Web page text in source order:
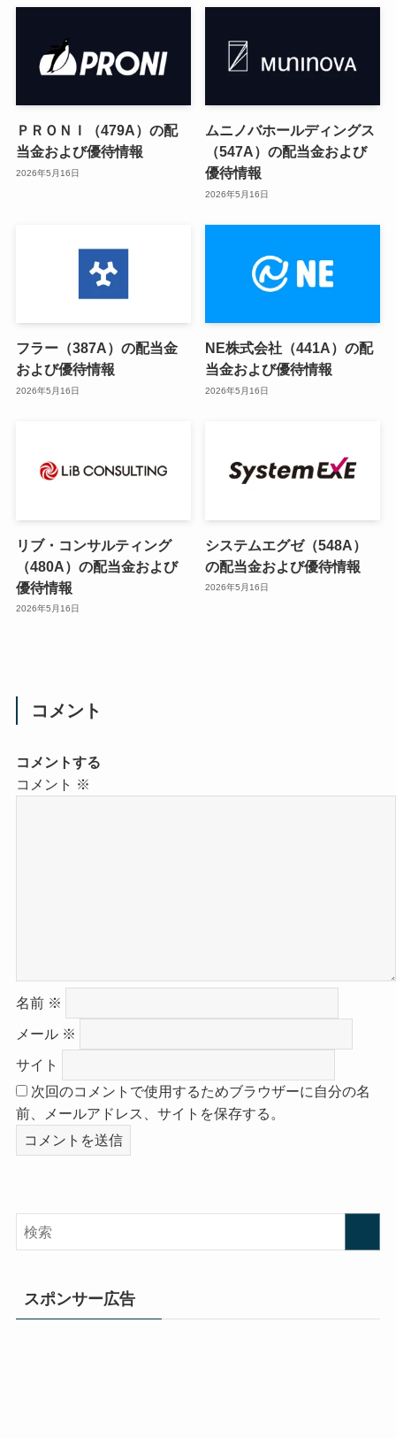
ＰＲＯＮＩ（479A）の配
当金および優待情報
2026年5月16日
ムニノバホールディングス
（547A）の配当金および
優待情報
2026年5月16日
フラー（387A）の配当金
および優待情報
2026年5月16日
NE株式会社（441A）の配
当金および優待情報
2026年5月16日
リブ・コンサルティング
（480A）の配当金および
優待情報
2026年5月16日
システムエグゼ（548A）
の配当金および優待情報
2026年5月16日
コメント
コメントする
コメント ※
名前 ※
メール ※
サイト
次回のコメントで使用するためブラウザーに自分の名
前、メールアドレス、サイトを保存する。
スポンサー広告